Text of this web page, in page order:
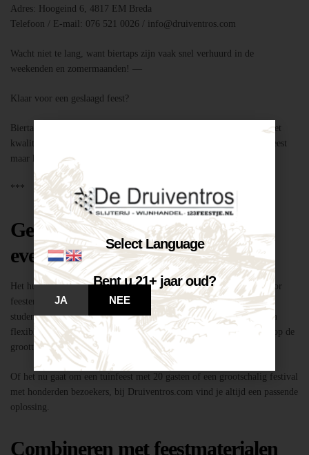
Adres: Hoogeind 6, 4817 EM Breda
Telefoon / E-mail: 076 521 0026 / info@druiventros.com
Wacht niet te lang, want biertaps zijn vaak snel verhuurd in de
weekenden en zomermaanden! —
Klaar voor een geslaagd feest?
Biertap huren locatie Breda – snel geregeld via Druiventros.com, met
kwaliteit en service van Slijterij Breda “de Druiventros”. Laat het feest
maar komen!
***
Geschikt voor elk type feest of
evenement
Het huren van een biertap in locatie Breda is niet alleen geschikt voor
feesten thuis, maar ook voor bedrijfsevenementen, buurtfeesten,
studentenfeestjes en verenigingsactiviteiten. Dankzij de mobiliteit en
flexibiliteit van onze tapinstallaties kunnen we moeiteloos inspelen op de
grootte en aard van elk evenement.
Of het nu gaat om een tuinfeest met 20 gasten of een grootschalig festival
met honderden bezoekers, bij Druiventros.com vind je altijd een passende
oplossing.
Combineren met feestmaterialen
Select Language
Bent u 21+ jaar oud?
JA NEE